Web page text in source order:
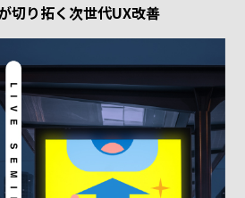
切り拓く次世代UX改善